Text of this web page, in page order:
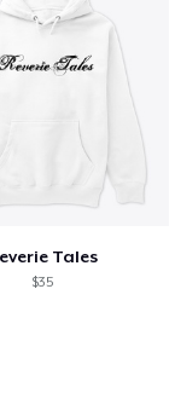
Tales
$35